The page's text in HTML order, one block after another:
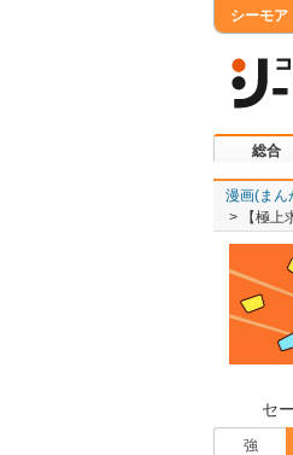
シーモア
総合
漫画(まん
【極
セ
強